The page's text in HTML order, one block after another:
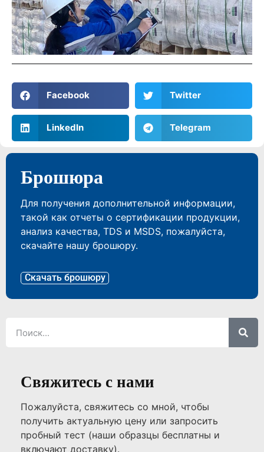
Facebook Twitter
LinkedIn Telegram
Брошюра
Для получения дополнительной информации,
такой как отчеты о сертификации продукции,
анализ качества, TDS и MSDS, пожалуйста,
скачайте нашу брошюру.
Скачать брошюру
Свяжитесь с нами
Пожалуйста, свяжитесь со мной, чтобы
получить актуальную цену или запросить
пробный тест (наши образцы бесплатны и
включают доставку).